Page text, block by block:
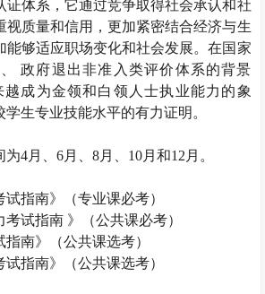
证体系，它通过竞争取得社会承认和社
视质量和信用，更加紧密结合经济与生
能够适应职场变化和社会发展。在国家
政府退出非准入类评价体系的背景
越成为金领和白领人士执业能力的象
生专业技能水平的有力证明。
为4月、6月、8月、 10月和12 月。
试指南》（专业课必考）
考试指南 》（公共课必考）
指南》（公共课选考）
试指南》（公共课选考）